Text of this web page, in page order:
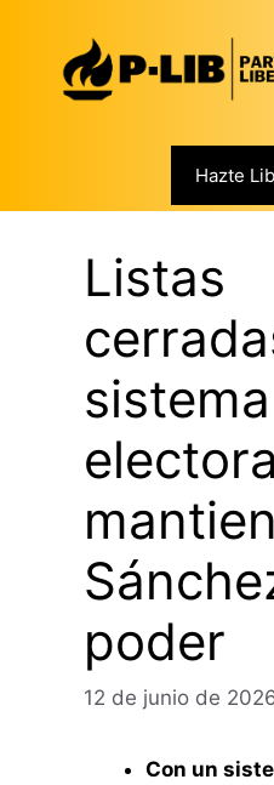
contenido
Hazte
Listas
sistema
poder
12 de junio de
Con un